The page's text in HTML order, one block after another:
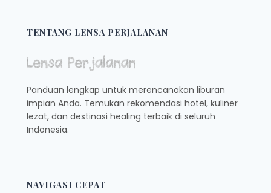
TENTANG LENSA PERJALANAN
Panduan lengkap untuk merencanakan liburan
impian Anda. Temukan rekomendasi hotel, kuliner
lezat, dan destinasi healing terbaik di seluruh
Indonesia.
NAVIGASI CEPAT